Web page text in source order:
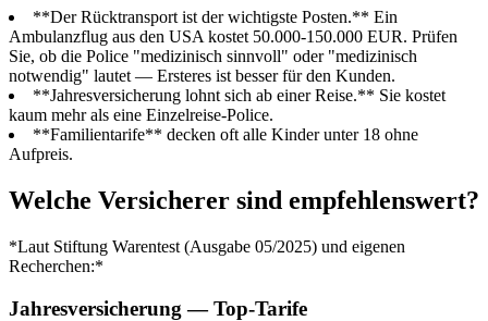
**Der Rücktransport ist der wichtigste Posten.** Ein
Ambulanzflug aus den USA kostet 50.000-150.000 EUR. Prüfen
Sie, ob die Police "medizinisch sinnvoll" oder "medizinisch
notwendig" lautet — Ersteres ist besser für den Kunden.
**Jahresversicherung lohnt sich ab einer Reise.** Sie kostet
kaum mehr als eine Einzelreise-Police.
**Familientarife** decken oft alle Kinder unter 18 ohne
Aufpreis.
Welche Versicherer sind empfehlenswert?
*Laut Stiftung Warentest (Ausgabe 05/2025) und eigenen
Recherchen:*
Jahresversicherung — Top-Tarife